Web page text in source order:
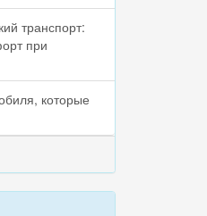
транспорт:
при
которые